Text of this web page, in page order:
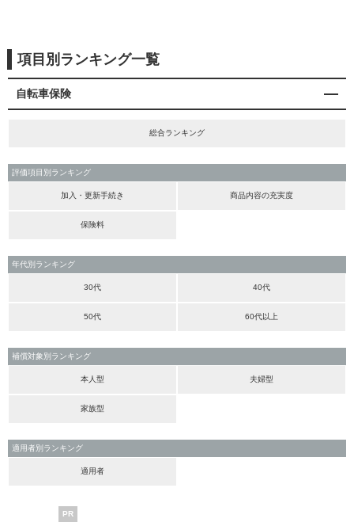
項目別ランキング一覧
自転車保険
総合ランキング
評価項目別ランキング
加入・更新手続き 商品内容の充実度
保険料
年代別ランキング
30代 40代
50代 60代以上
補償対象別ランキング
本人型 夫婦型
家族型
適用者別ランキング
適用者
PR